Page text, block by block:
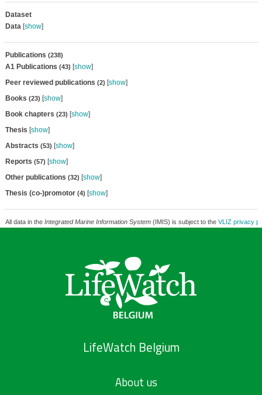
Dataset
Data[show]
Publications (238)
A1 Publications (43) [show]
Peer reviewed publications (2) [show]
Books (23) [show]
Book chapters (23) [show]
Thesis [show]
Abstracts (53) [show]
Reports (57) [show]
Other publications (32) [show]
Thesis (co-)promotor (4) [show]
All data in the Integrated Marine Information System(IMIS) is subject to the VLIZ privacy
LifeWatch Belgium
About us